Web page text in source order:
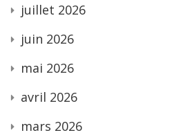
juillet 2026
juin 2026
mai 2026
avril 2026
mars 2026